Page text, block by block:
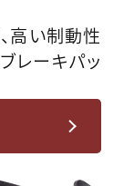
高い制動性
レーキパッ